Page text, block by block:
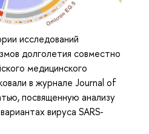
исследований
долголетия совместно
медицинского
в журнале Journal of
посвященную анализу
вируса SARS-